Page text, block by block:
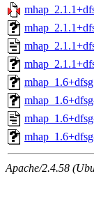
Apache/2.4.58